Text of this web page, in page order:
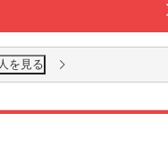
を見る